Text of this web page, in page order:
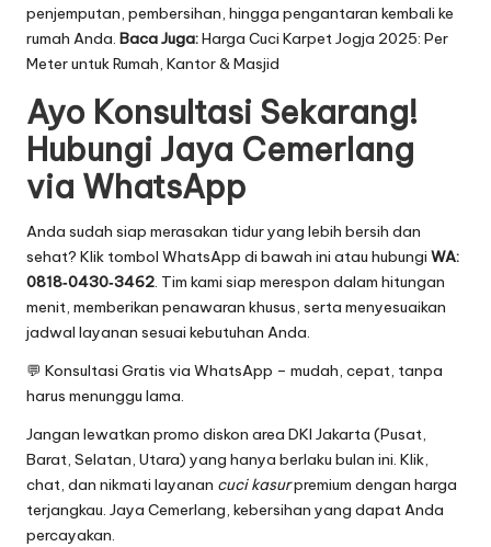
penjemputan, pembersihan, hingga pengantaran kembali ke
rumah Anda. Baca Juga:Harga Cuci Karpet Jogja 2025: Per
Meter untuk Rumah, Kantor & Masjid
Ayo Konsultasi Sekarang!
Hubungi Jaya Cemerlang
via WhatsApp
Anda sudah siap merasakan tidur yang lebih bersih dan
sehat? Klik tombol WhatsApp di bawah ini atau hubungi WA:
0818‑0430‑3462. Tim kami siap merespon dalam hitungan
menit, memberikan penawaran khusus, serta menyesuaikan
jadwal layanan sesuai kebutuhan Anda.
💬 Konsultasi Gratis via WhatsApp – mudah, cepat, tanpa
harus menunggu lama.
Jangan lewatkan promo diskon area DKI Jakarta (Pusat,
Barat, Selatan, Utara) yang hanya berlaku bulan ini. Klik,
chat, dan nikmati layanan cuci kasurpremium dengan harga
terjangkau. Jaya Cemerlang, kebersihan yang dapat Anda
percayakan.